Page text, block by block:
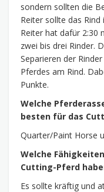
sondern sollten die
Reiter sollte das
Reiter hat dafür 2:30
zwei bis drei Rinder.
Separieren der
Pferdes am Rind.
Punkte.
Welche
besten für das
Quarter/Paint Horse
Welche
Cutting-Pferd
Es sollte kräftig und